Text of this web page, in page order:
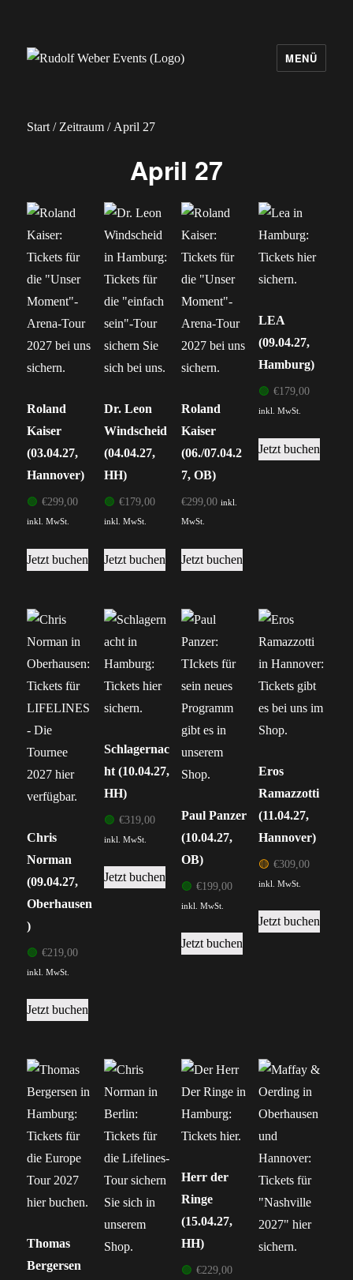
MENÜ
Start / Zeitraum / April 27
April 27
Roland
Kaiser
(03.04.27,
Hannover)
🟢 €299,00
inkl. MwSt.
Jetzt buchen
Dr. Leon
Windscheid
(04.04.27,
HH)
🟢 €179,00
inkl. MwSt.
Jetzt buchen
Roland
Kaiser
(06./07.04.2
7, OB)
€299,00 inkl.
MwSt.
Jetzt buchen
Dieses
Produkt
mehrere
Varianten
auf.
Die
Optionen
können
Produktseite
gewählt
werden
LEA
(09.04.27,
Hamburg)
🟢 €179,00
inkl. MwSt.
Jetzt buchen
Chris
Norman
(09.04.27,
Oberhausen
)
🟢 €219,00
inkl. MwSt.
Jetzt buchen
Schlagernac
ht (10.04.27,
HH)
🟢 €319,00
inkl. MwSt.
Jetzt buchen
Paul Panzer
(10.04.27,
OB)
🟢 €199,00
inkl. MwSt.
Jetzt buchen
Eros
Ramazzotti
(11.04.27,
Hannover)
🟡 €309,00
inkl. MwSt.
Jetzt buchen
Thomas
Bergersen
Herr der
Ringe
(15.04.27,
HH)
🟢 €229,00